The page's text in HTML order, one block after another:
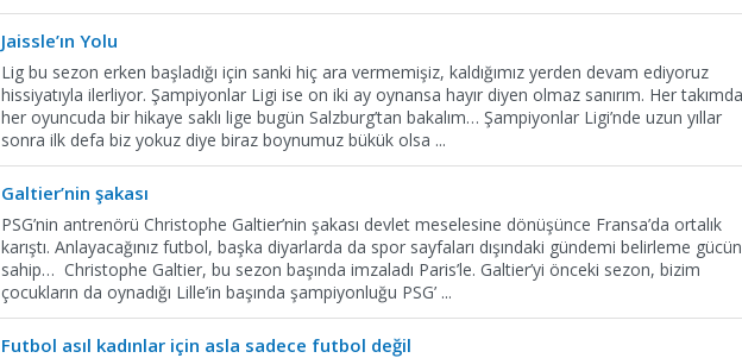
Jaissle’ın Yolu
Lig bu sezon erken başladığı için sanki hiç ara vermemişiz, kaldığımız yerden devam ediyoruz
hissiyatıyla ilerliyor. Şampiyonlar Ligi ise on iki ay oynansa hayır diyen olmaz sanırım. Her
her oyuncuda bir hikaye saklı lige bugün Salzburg’tan bakalım… Şampiyonlar Ligi’nde uzun yıllar
sonra ilk defa biz yokuz diye biraz boynumuz bükük olsa ...
Galtier’nin şakası
PSG’nin antrenörü Christophe Galtier’nin şakası devlet meselesine dönüşünce Fransa’da ortalık
karıştı. Anlayacağınız futbol, başka diyarlarda da spor sayfaları dışındaki gündemi belirleme
sahip… Christophe Galtier, bu sezon başında imzaladı Paris’le. Galtier’yi önceki sezon, bizim
çocukların da oynadığı Lille’in başında şampiyonluğu PSG’ ...
Futbol asıl kadınlar için asla sadece futbol değil